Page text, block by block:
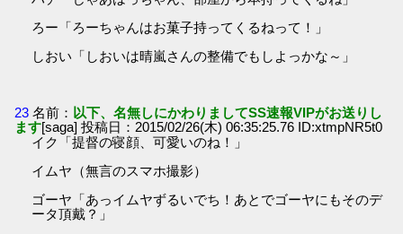
ろー「ろーちゃんはお菓子持ってくるねって！」
しおい「しおいは晴嵐さんの整備でもしよっかな～」
23 名前： 以下、名無しにかわりましてSS速報VIPがお送りし
ます[saga] 投稿日：2015/02/26(木) 06:35:25.76 ID:xtmpNR5t0
イク「提督の寝顔、可愛いのね！」
イムヤ（無言のスマホ撮影）
ゴーヤ「あっイムヤずるいでち！あとでゴーヤにもそのデ
ータ頂戴？」